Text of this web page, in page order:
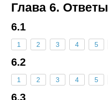
Глава 6. Ответы
6.1
1 2 3 4 5
6.2
1 2 3 4 5
6.3